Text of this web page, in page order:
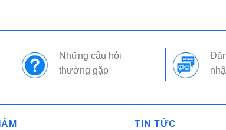
Những câu hỏi
thường gặp
TIN TỨC